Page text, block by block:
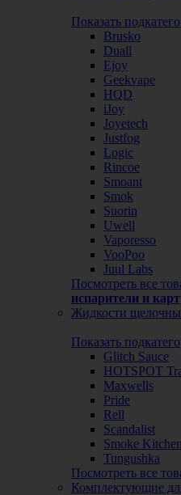
Показать
Brusko
Duall
Ejoy
Geekvape
HQD
iJoy
Joyetech
Justfog
Logic
Rincoe
Smoant
Smok
Suorin
Uwell
Vaporesso
VooPoo
Juul Labs
Посмотреть все
испарители и
Жидкости
Показать
Glitch Sauce
HOTSPOT
Maxwells
Pride
Rell
Scandalist
Smoke Kitchen
Tungushka
Посмотреть все
Комплектующие